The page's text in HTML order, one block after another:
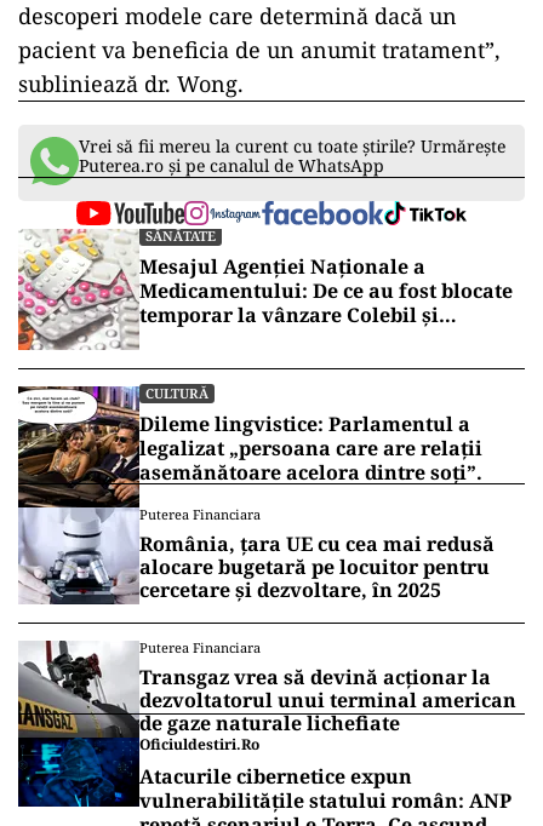
descoperi modele care determină dacă un
pacient va beneficia de un anumit tratament”,
subliniează dr. Wong.
Vrei să fii mereu la curent cu toate știrile? Urmărește
Puterea.ro și pe canalul de WhatsApp
SĂNĂTATE
Mesajul Agenției Naționale a
Medicamentului: De ce au fost blocate
temporar la vânzare Colebil și
CULTURĂ
Dileme lingvistice: Parlamentul a
legalizat „persoana care are relații
asemănătoare acelora dintre soți”.
Puterea Financiara
România, țara UE cu cea mai redusă
alocare bugetară pe locuitor pentru
cercetare și dezvoltare, în 2025
Puterea Financiara
Transgaz vrea să devină acționar la
dezvoltatorul unui terminal american
de gaze naturale lichefiate
Oficiuldestiri.ro
Atacurile cibernetice expun
vulnerabilitățile statului român: ANP